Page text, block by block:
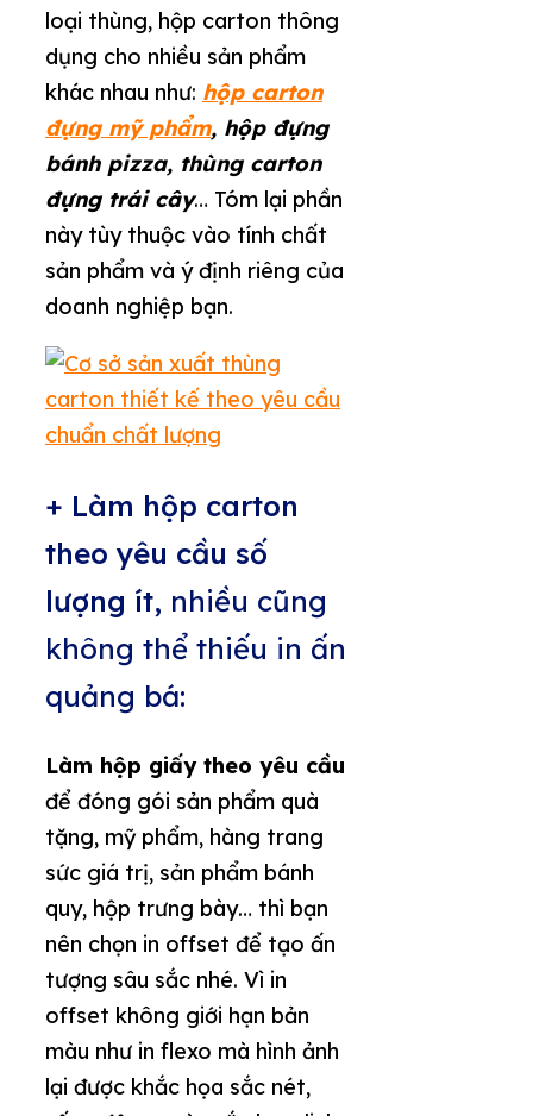
loại thùng, hộp carton thông
dụng cho nhiều sản phẩm
khác nhau như: hộp carton
đựng mỹ phẩm, hộp đựng
bánh pizza, thùng carton
đựng trái cây… Tóm lại phần
này tùy thuộc vào tính chất
sản phẩm và ý định riêng của
doanh nghiệp bạn.
+ Làm hộp carton
theo yêu cầu số
lượng ít, nhiều cũng
không thể thiếu in ấn
quảng bá:
Làm hộp giấy theo yêu cầu
để đóng gói sản phẩm quà
tặng, mỹ phẩm, hàng trang
sức giá trị, sản phẩm bánh
quy, hộp trưng bày… thì bạn
nên chọn in offset để tạo ấn
tượng sâu sắc nhé. Vì in
offset không giới hạn bản
màu như in flexo mà hình ảnh
lại được khắc họa sắc nét,